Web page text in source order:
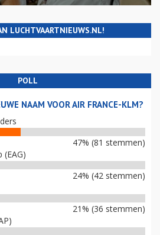
LUCHTVAARTNIEUWS.NL!
POLL
NAAM VOOR AIR FRANCE-KLM?
47% (81 stemmen)
(EAG)
24% (42 stemmen)
21% (36 stemmen)